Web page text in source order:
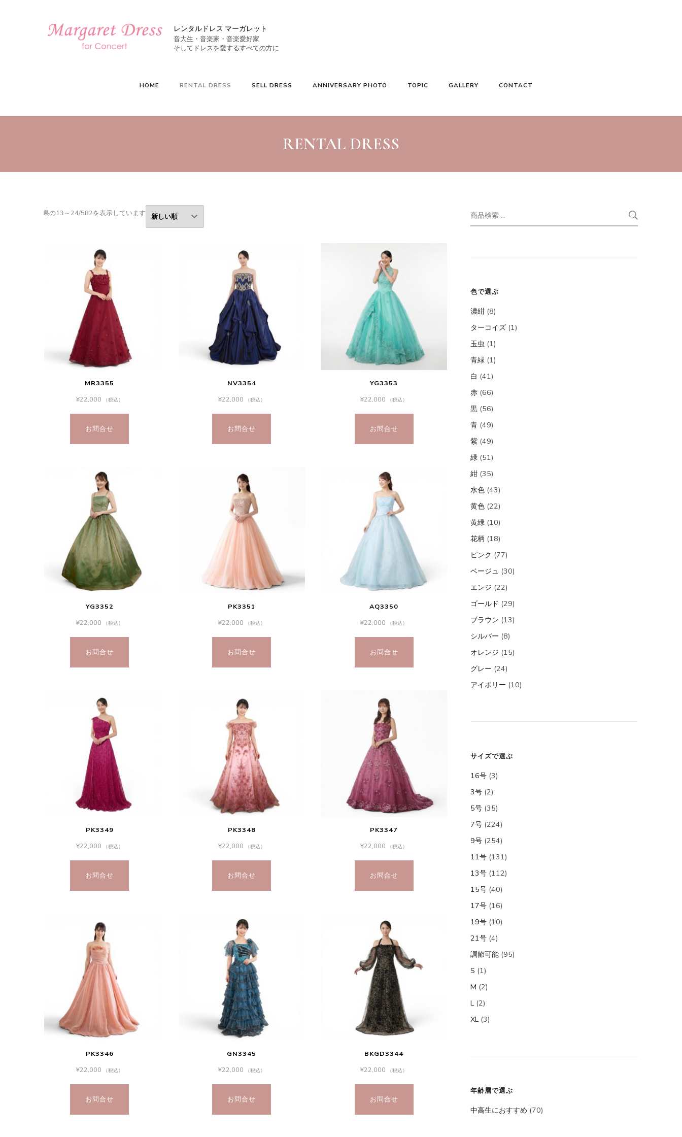
レンタルドレス マーガレット
音大生・音楽家・音楽愛好家
HOME RENTAL DRESS SELL DRESS ANNIVERSARY PHOTO TOPIC GALLERY CONTACT
RENTAL DRESS
結果の13～24/582を表示しています 新
MR3355
¥22,000 （税込）
お問合せ
NV3354
¥22,000 （税込）
お問合せ
YG3353
¥22,000 （税込）
お問合せ
YG3352
¥22,000 （税込）
お問合せ
PK3351
¥22,000 （税込）
お問合せ
AQ3350
¥22,000 （税込）
お問合せ
PK3349
¥22,000 （税込）
お問合せ
PK3348
¥22,000 （税込）
お問合せ
PK3347
¥22,000 （税込）
お問合せ
PK3346
¥22,000 （税込）
お問合せ
GN3345
¥22,000 （税込）
お問合せ
BKGD3344
¥22,000 （税込）
お問合せ
検
索
象:
索
色で選ぶ
濃紺 (8)
ターコイズ (1)
玉虫 (1)
青緑 (1)
白 (41)
赤 (66)
黒 (56)
青 (49)
紫 (49)
緑 (51)
紺 (35)
水色 (43)
黄色 (22)
黄緑 (10)
花柄 (18)
ピンク (77)
ベージュ (30)
エンジ (22)
ゴールド (29)
ブラウン (13)
シルバー (8)
オレンジ (15)
グレー (24)
アイボリー (10)
サイズで選ぶ
16号 (3)
3号 (2)
5号 (35)
7号 (224)
9号 (254)
11号 (131)
13号 (112)
15号 (40)
17号 (16)
19号 (10)
21号 (4)
調節可能 (95)
S (1)
M (2)
L (2)
XL (3)
年齢層で選ぶ
中高生におすすめ (70)